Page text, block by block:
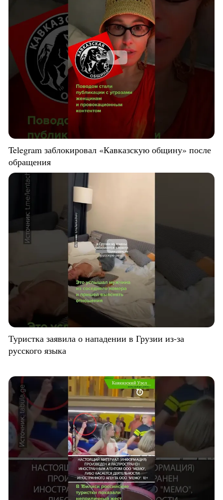
Telegram заблокировал «Кавказскую общину» после
обращения
Туристка заявила о нападении в Грузии из-за
русского языка